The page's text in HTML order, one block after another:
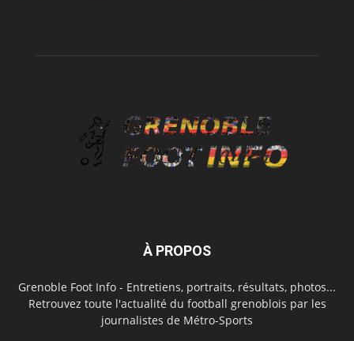
À PROPOS
Grenoble Foot Info - Entretiens, portraits, résultats, photos...
Retrouvez toute l'actualité du football grenoblois par les
journalistes de Métro-Sports